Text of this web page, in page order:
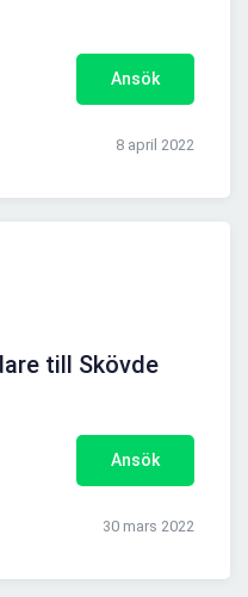
Ansök
8 april 2022
till Skövde
Ansök
30 mars 2022